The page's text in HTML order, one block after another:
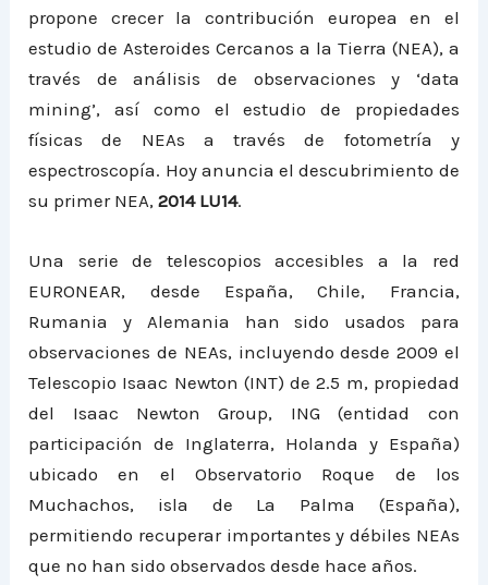
propone crecer la contribución europea en el
estudio de Asteroides Cercanos a la Tierra (NEA), a
través de análisis de observaciones y ‘data
mining’, así como el estudio de propiedades
físicas de NEAs a través de fotometría y
espectroscopía. Hoy anuncia el descubrimiento de
su primer NEA,2014 LU14.
Una serie de telescopios accesibles a la red
EURONEAR, desde España, Chile, Francia,
Rumania y Alemania han sido usados para
observaciones de NEAs, incluyendo desde 2009 el
Telescopio Isaac Newton (INT) de 2.5 m, propiedad
del Isaac Newton Group, ING (entidad con
participación de Inglaterra, Holanda y España)
ubicado en el Observatorio Roque de los
Muchachos, isla de La Palma (España),
permitiendo recuperar importantes y débiles NEAs
que no han sido observados desde hace años.